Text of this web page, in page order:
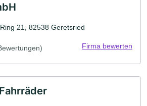
21, 82538 Geretsried
Firma bewerten